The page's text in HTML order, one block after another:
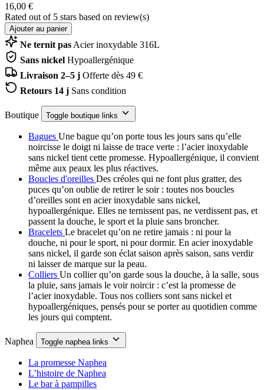
16,00 €
Rated out of 5 stars based on review(s)
Ajouter au panier
Ne ternit pasAcier inoxydable 316L
Sans nickel Hypoallergénique
Livraison 2–5 j Offerte dès 49 €
Retours 14 j Sans condition
Boutique Toggle boutique links
Bagues Une bague qu’on porte tous les jours sans qu’elle
noircisse le doigt ni laisse de trace verte : l’acier inoxydable
sans nickel tient cette promesse. Hypoallergénique, il convient
même aux peaux les plus réactives.
Boucles d'oreilles Des créoles qui ne font plus gratter, des
puces qu’on oublie de retirer le soir : toutes nos boucles
d’oreilles sont en acier inoxydable sans nickel,
hypoallergénique. Elles ne ternissent pas, ne verdissent pas, et
passent la douche, le sport et la pluie sans broncher.
Bracelets Le bracelet qu’on ne retire jamais : ni pour la
douche, ni pour le sport, ni pour dormir. En acier inoxydable
sans nickel, il garde son éclat saison après saison, sans verdir
ni laisser de marque sur la peau.
Colliers Un collier qu’on garde sous la douche, à la salle, sous
la pluie, sans jamais le voir noircir : c’est la promesse de
l’acier inoxydable. Tous nos colliers sont sans nickel et
hypoallergéniques, pensés pour se porter au quotidien comme
les jours qui comptent.
Naphea Toggle naphea links
La promesse Naphea
L’histoire de Naphea
Le bar à pampilles